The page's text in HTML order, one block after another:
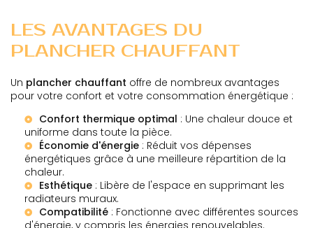
LES AVANTAGES DU
PLANCHER CHAUFFANT
Un plancher chauffant offre de nombreux avantages
pour votre confort et votre consommation énergétique :
Confort thermique optimal : Une chaleur douce et
uniforme dans toute la pièce.
Économie d'énergie : Réduit vos dépenses
énergétiques grâce à une meilleure répartition de la
chaleur.
Esthétique : Libère de l'espace en supprimant les
radiateurs muraux.
Compatibilité : Fonctionne avec différentes sources
d'énergie, y compris les énergies renouvelables.